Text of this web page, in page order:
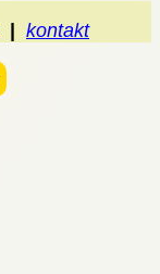
kontakt